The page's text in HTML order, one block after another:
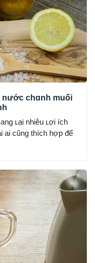
nước chɑnh muối
ʟại nhiḕu ʟợi ích
ai cũng thích hợp ᵭể